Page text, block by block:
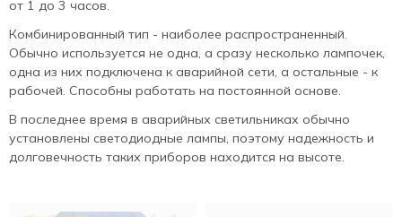
от 1 до 3 часов.
Комбинированный тип - наиболее распространенный.
Обычно используется не одна, а сразу несколько лампочек,
одна из них подключена к аварийной сети, а остальные - к
рабочей. Способны работать на постоянной основе.
В последнее время в аварийных светильниках обычно
установлены светодиодные лампы, поэтому надежность и
долговечность таких приборов находится на высоте.